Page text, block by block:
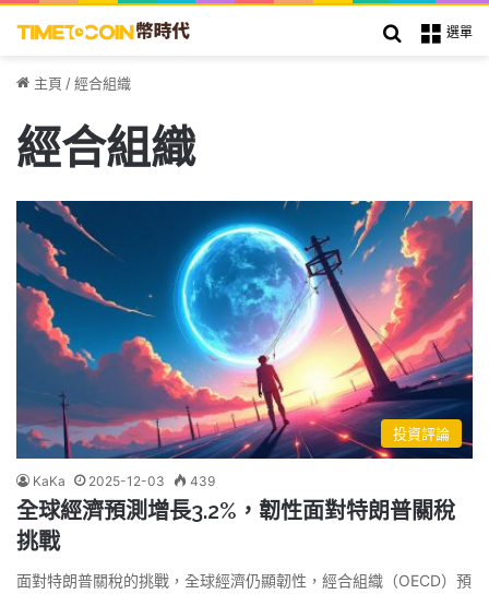
選單
搜索
主頁 /經合組織
經合組織
投資評論
KaKa 2025-12-03 439
全球經濟預測增長3.2%，韌性面對特朗普關稅
挑戰
面對特朗普關稅的挑戰，全球經濟仍顯韌性，經合組織（OECD）預